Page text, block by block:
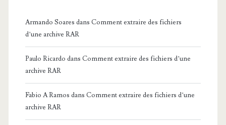
Armando Soares dans Comment extraire des fichiers
d’une archive RAR
Paulo Ricardo dans Comment extraire des fichiers d’une
archive RAR
Fabio A Ramos dans Comment extraire des fichiers d’une
archive RAR